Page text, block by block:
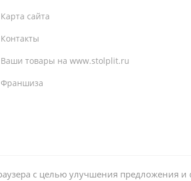
с целью улучшения предложения и
Карта сайта
Контакты
Ваши товары на www.stolplit.ru
Франшиза